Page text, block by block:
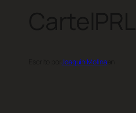
Joaquín Molina